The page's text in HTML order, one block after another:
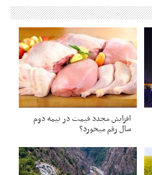
افزایش مجدد قیمت در نیمه دوم
سال رقم میخورد؟